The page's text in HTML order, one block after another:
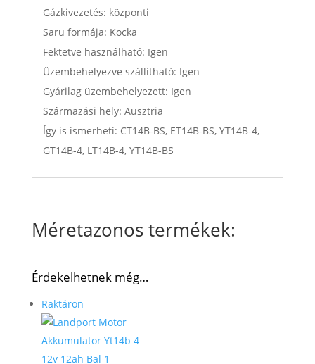
Gázkivezetés: központi
Saru formája: Kocka
Fektetve használható: Igen
Üzembehelyezve szállítható: Igen
Gyárilag üzembehelyezett: Igen
Származási hely: Ausztria
Így is ismerheti: CT14B-BS, ET14B-BS, YT14B-4,
GT14B-4, LT14B-4, YT14B-BS
Méretazonos termékek:
Érdekelhetnek még…
Raktáron